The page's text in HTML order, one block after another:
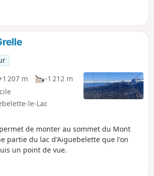
touristique des
207 m
-1 212 m
le-Lac
de monter au sommet du Mont
partie du lac d'Aiguebelette que l'on
un point de vue.